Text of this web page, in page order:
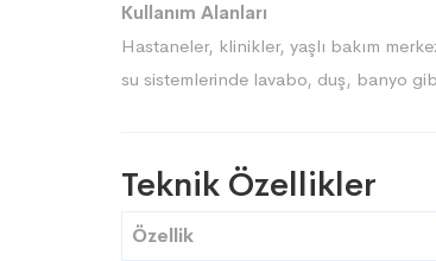
Kullanım Alanları
Hastaneler, klinikler, yaşlı bakım
su sistemlerinde lavabo, duş, banyo
Teknik Özellikler
Özellik